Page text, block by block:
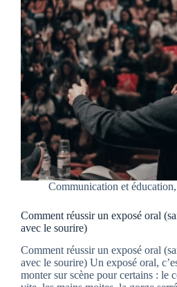
Communication et éducation,
Comment réussir un exposé oral
avec le sourire)
Comment réussir un exposé oral
avec le sourire) Un exposé oral,
monter sur scène pour certains : le